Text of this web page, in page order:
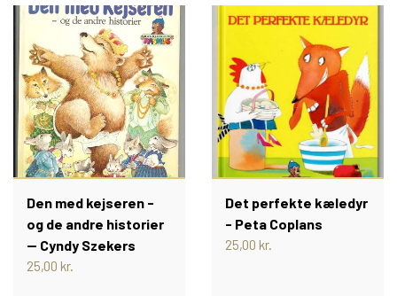
PIXI 700 - 799
PIXI 800 - 899
PIXI 900 - 999
PIXI 1000 - 1099
ÆLLEBÆLLEBØGER UDEN NUMMER
Den med kejseren -
og de andre historier
-- Cyndy Szekers
25,00 kr.
Det perfekte kæledyr
- Peta Coplans
25,00 kr.